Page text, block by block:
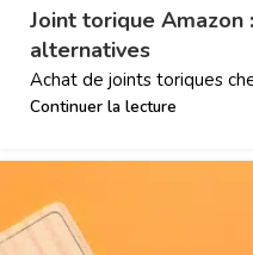
Joint torique
alternatives
Achat de joints toriques
Continuer la lecture